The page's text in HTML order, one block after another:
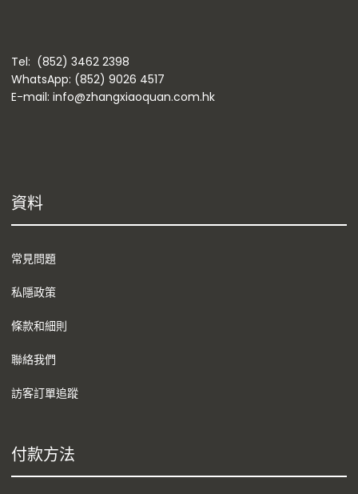
Tel: (852) 3462 2398
WhatsApp: (852) 9026 4517
E-mail: info@zhangxiaoquan.com.hk
資料
常見問題
私隱政策
條款和細則
聯絡我們
訪客訂單追蹤
付款方法